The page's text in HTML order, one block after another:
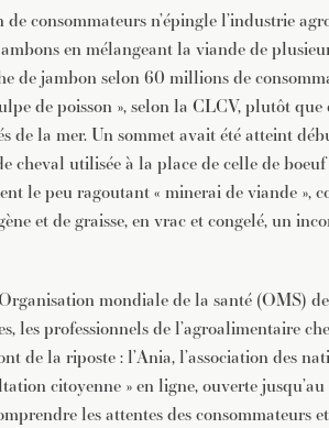
de consommateurs n’épingle l’industrie
en mélangeant la viande de
de jambon selon 60 millions de
de poisson », selon la CLCV, plutôt que
de la mer. Un sommet avait été atteint
cheval utilisée à la place de celle de
le peu ragoutant « minerai de viande »,
et de graisse, en vrac et congelé, un
mondiale de la santé (OMS)
les professionnels de l’agroalimentaire
de la riposte : l’Ania, l’association des
citoyenne » en ligne, ouverte
les attentes des consommateurs